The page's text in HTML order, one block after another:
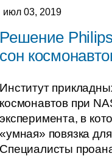
июл 03, 2019
Решение
сон
Институт
космонавтов при
эксперимента, в
«умная» повязка
Специалисты